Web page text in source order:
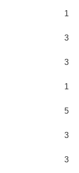
1
3
3
1
5
3
3